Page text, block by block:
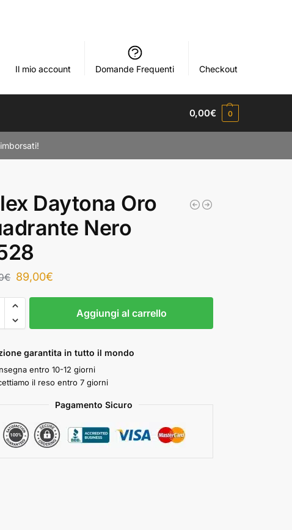
Il mio account Domande Frequenti Checkout
0,00€ 0
Daytona Oro
Nero
€ 89,00€
Aggiungi al carrello
garantita in tutto il mondo
entro 10-12 giorni
il reso entro 7 giorni
Pagamento Sicuro